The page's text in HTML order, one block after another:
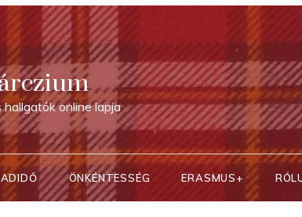
online lapja
ÖNKÉNTESSÉG ERASMUS+